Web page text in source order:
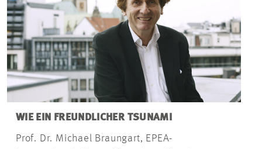
WIE EIN FREUNDLICHER TSUNAMI
Prof. Dr. Michael Braungart, EPEA-